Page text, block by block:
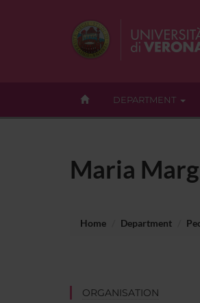
DEPARTMENT
Maria
Home Department
ORGANISATION